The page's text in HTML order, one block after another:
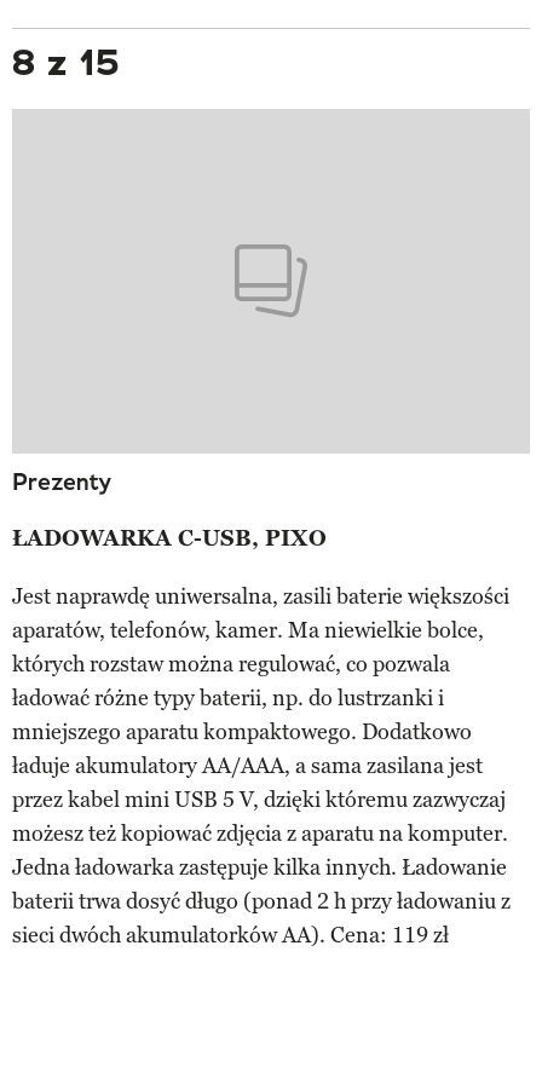
8 z 15
Prezenty
ŁADOWARKA C-USB, PIXO
Jest naprawdę uniwersalna, zasili baterie większości
aparatów, telefonów, kamer. Ma niewielkie bolce,
których rozstaw można regulować, co pozwala
ładować różne typy baterii, np. do lustrzanki i
mniejszego aparatu kompaktowego. Dodatkowo
ładuje akumulatory AA/AAA, a sama zasilana jest
przez kabel mini USB 5 V, dzięki któremu zazwyczaj
możesz też kopiować zdjęcia z aparatu na komputer.
Jedna ładowarka zastępuje kilka innych. Ładowanie
baterii trwa dosyć długo (ponad 2 h przy ładowaniu z
sieci dwóch akumulatorków AA). Cena: 119 zł